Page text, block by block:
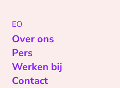
EO
Over ons
Pers
Werken bij
Contact